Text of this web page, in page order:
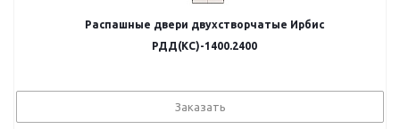
Распашные двери двухстворчатые Ирбис
РДД(КС)-1400.2400
Заказать